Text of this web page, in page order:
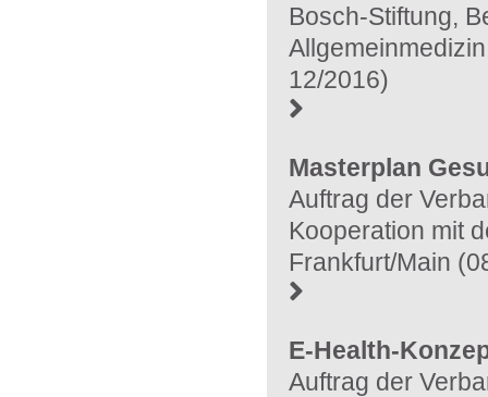
Bosch-Stiftung,
12/2016)
Masterplan
Auftrag der
Kooperation mit
Frankfurt/Main
E-Health-
Auftrag der